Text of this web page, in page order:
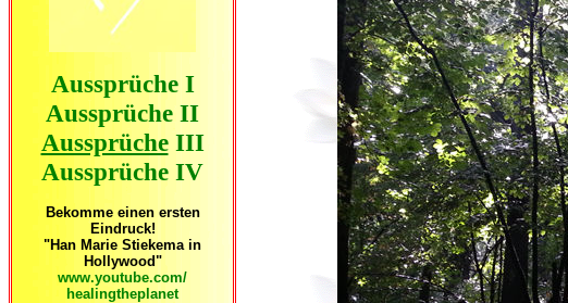
Aussprüche I
Aussprüche II
AussprücheIII
Aussprüche IV
Bekomme einen ersten
Eindruck!
"Han Marie Stiekema in
Hollywood"
www.youtube.com/
healingtheplanet